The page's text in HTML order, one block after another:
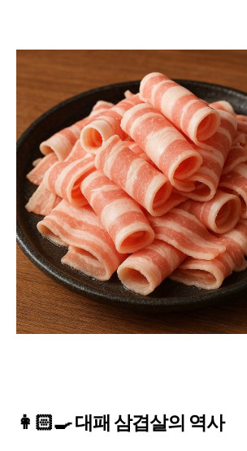
👩🏻‍🍳 대패 삼겹살의 역사